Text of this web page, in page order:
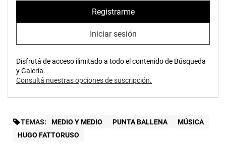
Registrarme
Iniciar sesión
Disfrutá de acceso ilimitado a todo el contenido de Búsqueda
y Galería.
Consultá nuestras opciones de suscripción.
TEMAS: MEDIO Y MEDIO PUNTA BALLENA
MÚSICA
HUGO FATTORUSO